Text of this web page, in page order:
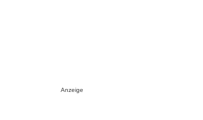
Anzeige